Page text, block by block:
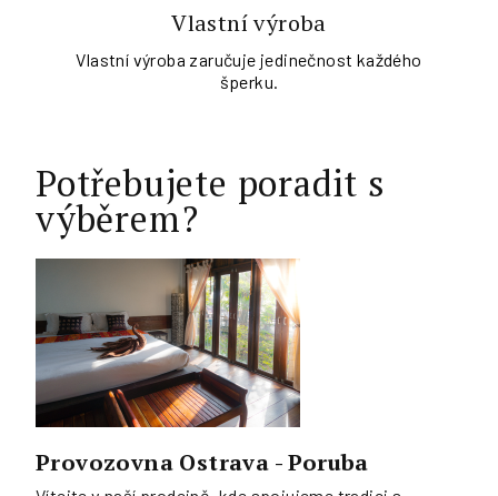
Vlastní výroba
Vlastní výroba zaručuje jedinečnost každého
šperku.
Potřebujete poradit s
výběrem?
Provozovna Ostrava - Poruba